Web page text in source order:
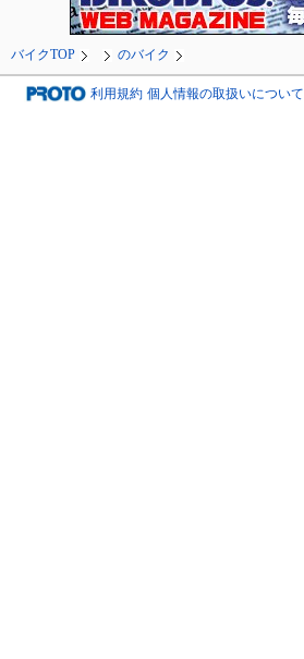
バイクTOP のバイク
利用規約 個人情報の取扱いについて